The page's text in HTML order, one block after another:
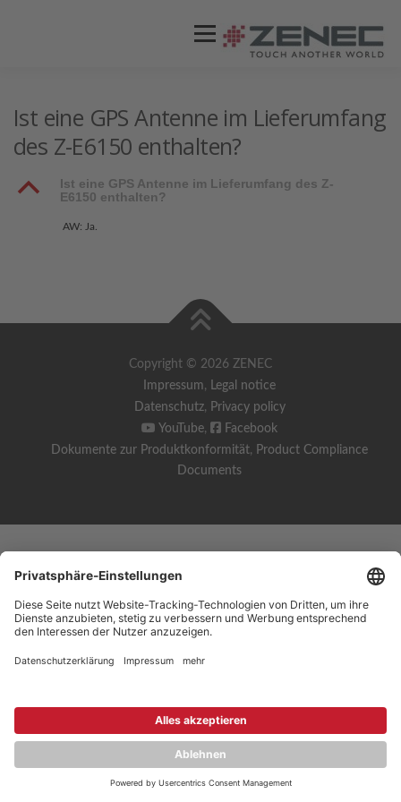
Menü
Ist eine GPS Antenne im Lieferumfang
des Z-E6150 enthalten?
B
Ist eine GPS Antenne im Lieferumfang des Z-
E6150 enthalten?
AW: Ja.
Copyright © 2026 ZENEC
Impressum, Legal notice
Datenschutz, Privacy policy
YouTube,
Facebook
Dokumente zur Produktkonformität, Product Compliance
Documents